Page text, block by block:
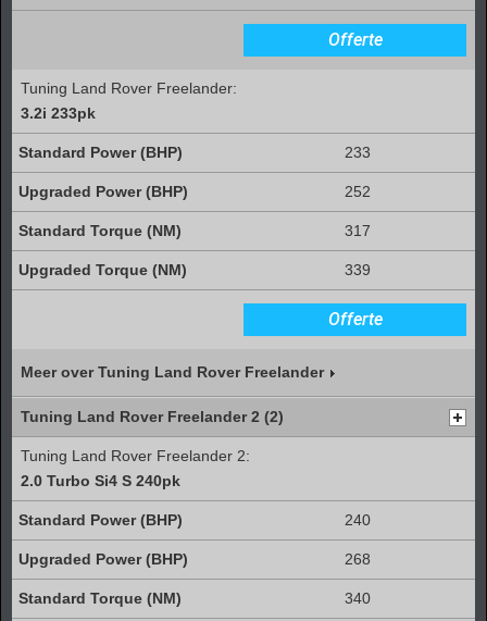
Offerte
Tuning Land Rover Freelander:
3.2i 233pk
233
252
317
339
Offerte
Meer over Tuning Land Rover Freelander
Tuning Land Rover Freelander 2 (2)
Tuning Land Rover Freelander 2:
2.0 Turbo Si4 S 240pk
240
268
340